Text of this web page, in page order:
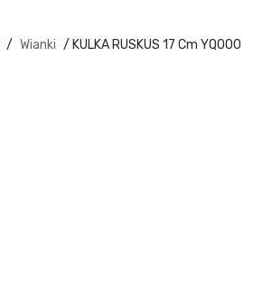
/ Wianki / KULKA RUSKUS 17 Cm YQ000